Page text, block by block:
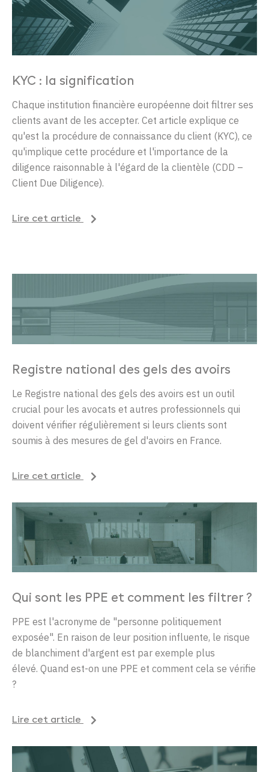
KYC : la signification
Chaque institution financière européenne doit filtrer ses
clients avant de les accepter. Cet article explique ce
qu'est la procédure de connaissance du client (KYC), ce
qu'implique cette procédure et l'importance de la
diligence raisonnable à l'égard de la clientèle (CDD –
Client Due Diligence).
Lire cet article
Registre national des gels des avoirs
Le Registre national des gels des avoirs est un outil
crucial pour les avocats et autres professionnels qui
doivent vérifier régulièrement si leurs clients sont
soumis à des mesures de gel d'avoirs en France.
Lire cet article
Qui sont les PPE et comment les filtrer ?
PPE est l'acronyme de "personne politiquement
exposée". En raison de leur position influente, le risque
de blanchiment d'argent est par exemple plus
élevé. Quand est-on une PPE et comment cela se vérifie
?
Lire cet article